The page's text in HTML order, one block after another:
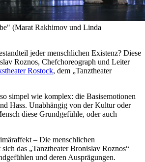
(Marat Rakhimov und Linda
jeder menschlichen Existenz? Diese
Roznos, Chefchoreograph und Leiter
Rostock, dem „Tanztheater
simpel wie komplex: die Basisemotionen
Hass. Unabhängig von der Kultur oder
diese Grundgefühle, oder auch
– Die menschlichen
das „Tanztheater Bronislav Roznos“
und deren Ausprägungen.